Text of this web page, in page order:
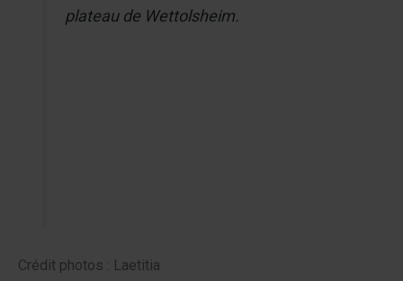
plateau de Wettolsheim.
Crédit photos : Laetitia